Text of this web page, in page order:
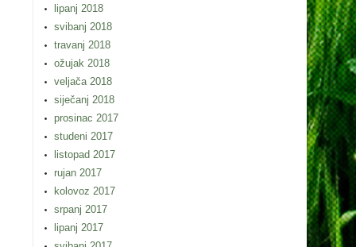
lipanj 2018
svibanj 2018
travanj 2018
ožujak 2018
veljača 2018
siječanj 2018
prosinac 2017
studeni 2017
listopad 2017
rujan 2017
kolovoz 2017
srpanj 2017
lipanj 2017